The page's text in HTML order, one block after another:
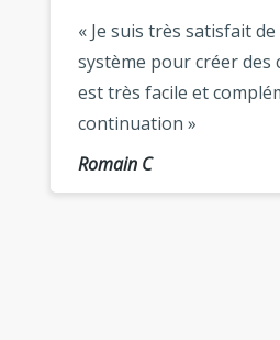
« Je suis très satisfait
système pour créer des
est très facile et
continuation »
Romain C